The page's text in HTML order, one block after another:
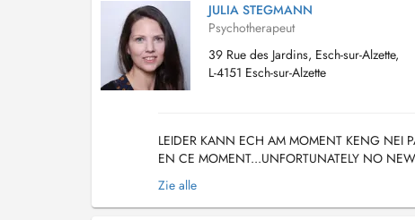
JULIA STEGMANN
Psychotherapeut
39 Rue des Jardins, Esch-sur-Alzette,
L-4151 Esch-sur-Alzette
LEIDER KANN ECH AM MOMENT KENG NEI
EN CE MOMENT...UNFORTUNATELY NO
Gespréicher fir Kanner an Erwuessener un. Dës
Zie alle